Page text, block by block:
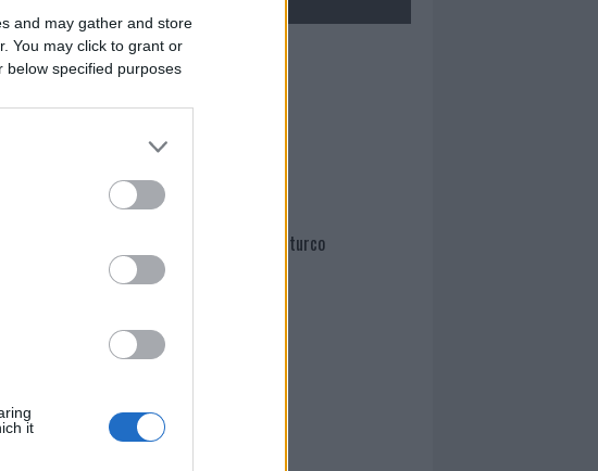
and may gather and store
You may click to grant or
below specified purposes
it
Mario Malu
Paolo Pinna
Martina Agostina Diturco
I nostri cari
I nostri cari